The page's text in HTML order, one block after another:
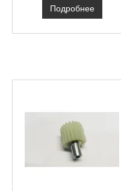
Подробнее